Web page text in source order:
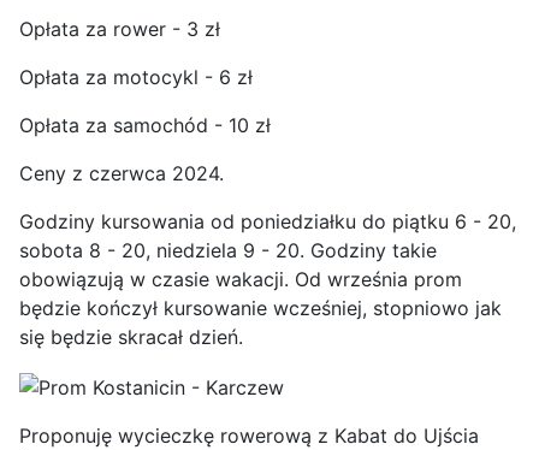
Opłata za rower - 3 zł
Opłata za motocykl - 6 zł
Opłata za samochód - 10 zł
Ceny z czerwca 2024.
Godziny kursowania od poniedziałku do piątku 6 - 20,
sobota 8 - 20, niedziela 9 - 20. Godziny takie
obowiązują w czasie wakacji. Od września prom
będzie kończył kursowanie wcześniej, stopniowo jak
się będzie skracał dzień.
Proponuję wycieczkę rowerową z Kabat do Ujścia